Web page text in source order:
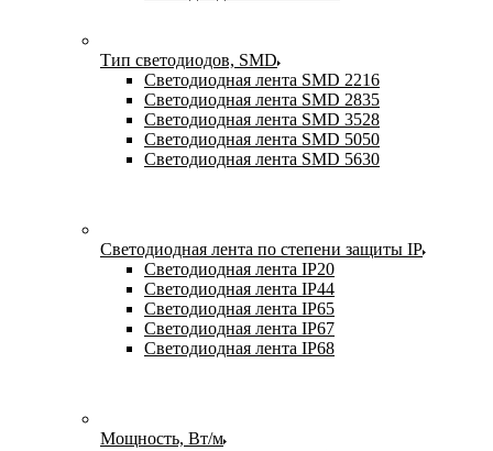
Тип светодиодов, SMD
Cветодиодная лента SMD 2216
Светодиодная лента SMD 2835
Светодиодная лента SMD 3528
Светодиодная лента SMD 5050
Светодиодная лента SMD 5630
Светодиодная лента по степени защиты IP
Светодиодная лента IP20
Светодиодная лента IP44
Светодиодная лента IP65
Светодиодная лента IP67
Светодиодная лента IP68
Мощность, Вт/м